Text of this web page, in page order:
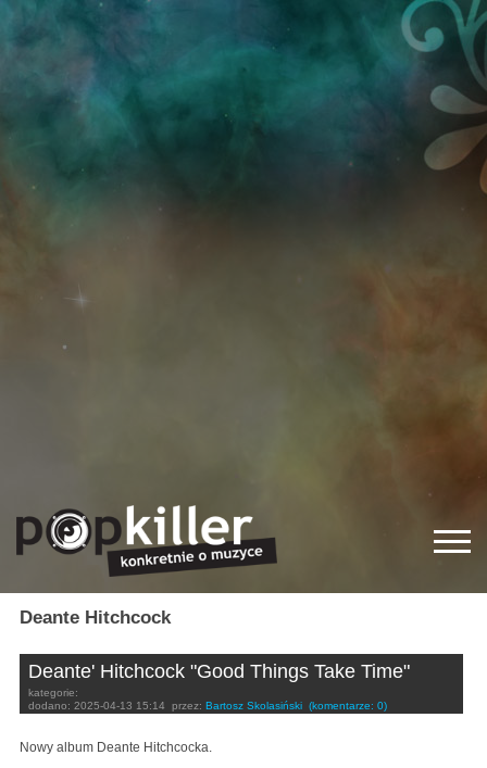
Deante Hitchcock
Deante' Hitchcock "Good Things Take Time"
kategorie:
dodano: 2025-04-13 15:14 przez: Bartosz Skolasiński (komentarze: 0)
Nowy album Deante Hitchcocka.